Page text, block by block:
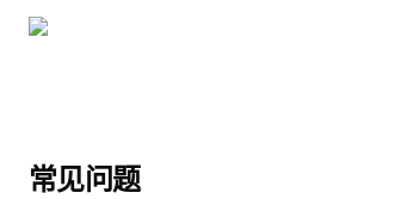
常见问题